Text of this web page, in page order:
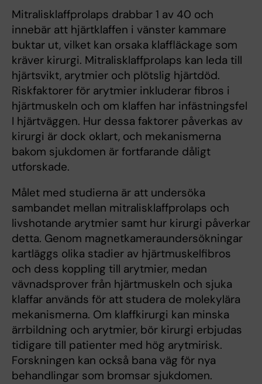
Mitralisklaffprolaps drabbar 1 av 40 och
innebär att hjärtklaffen i vänster kammare
buktar ut, vilket kan orsaka klaffläckage som
kräver kirurgi. Mitralisklaffprolaps kan leda till
hjärtsvikt, arytmier och plötslig hjärtdöd.
Riskfaktorer för arytmier inkluderar fibros i
hjärtmuskeln och om klaffen har infästningsfel
I hjärtväggen. Hur dessa faktorer påverkas av
kirurgi är dock oklart, och mekanismerna
bakom sjukdomen är fortfarande dåligt
utforskade.
Målet med studierna är att undersöka
sambandet mellan mitralisklaffprolaps och
livshotande arytmier samt hur kirurgi påverkar
detta. Genom magnetkameraundersökningar
kartläggs olika stadier av hjärtmuskelfibros
och dess koppling till arytmier, medan
vävnadsprover från hjärtmuskeln och sjuka
klaffar används för att studera de molekylära
mekanismerna. Om klaffkirurgi kan minska
ärrbildning och arytmier, bör kirurgi erbjudas
tidigare till patienter med hög arytmirisk.
Forskningen kan också bana väg för nya
behandlingar som bromsar sjukdomen.